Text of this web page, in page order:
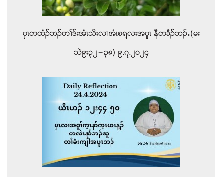
ပွၚတထံဥဘဥတႈဒ္းအံၚသိးလ႕အံၚစရ႔လးအပူၚ နီတခီဥဘဥ’(မး
သဲ၉း၃၂”၃၈) ၉.၇.၂၀၂၄